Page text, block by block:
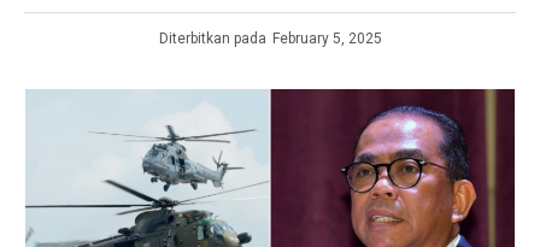
Diterbitkan pada February 5, 2025